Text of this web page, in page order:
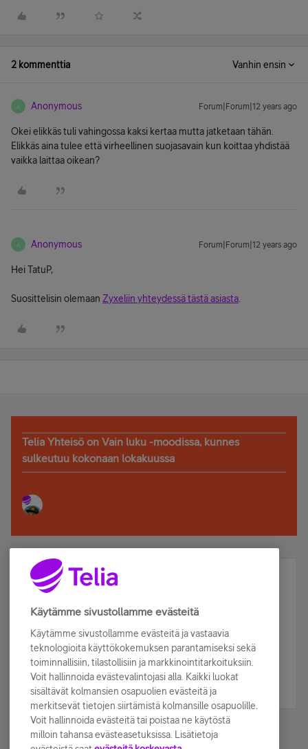
2 kommenttia Vanhin ensin
A Anonymous Forum|Forum|12 years ago
Okei elikkäs tuli vahingossa kaksi kertaa mutta jatketaan tähän.
Elikkäs aina tulee että virheellinen suojasavain kun koittaa yhdistää
vaikka laittaa oikean?
A Anonymous Forum|Forum|12 years ago
Hei TatuP,
Suosittelisin olemaan Zyxeliin yhteydessä tästä asiasta
Telia Yhteisö on Vain luku -moodissa, kunnes
sulkeutuu kokonaan lokakuussa
Älä jää paitsi – osallistu ja voita!
Tilaa Telian uutiskirje ja olet mukana arvonnassa.
sähköpostiisi.
Tilaa nyt
Käytämme sivustollamme evästeitä
Käytämme sivustollamme evästeitä ja vastaavia
teknologioita käyttökokemuksen parantamiseksi sekä
toiminnallisiin, tilastollisiin ja markkinointitarkoituksiin.
Voit hallinnoida evästevalintojasi alla. Kaikki luokat
sisältävät kolmansien osapuolien evästeitä ja
merkitsevät tietojen siirtämistä kolmansille osapuolille.
Voit hallinnoida evästeitä tai poistaa ne käytöstä
milloin tahansa evästeasetuksissa. Lisätietoja